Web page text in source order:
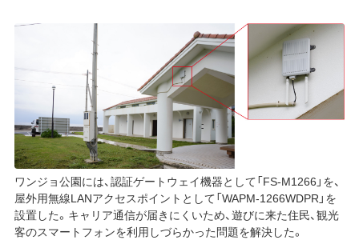
ワンジョ公園には、認証ゲートウェイ機器として「FS-M1266」を、
屋外用無線LANアクセスポイントとして「WAPM-1266WDPR」を
設置した。キャリア通信が届きにくいため、遊びに来た住民、観光
客のスマートフォンを利用しづらかった問題を解決した。